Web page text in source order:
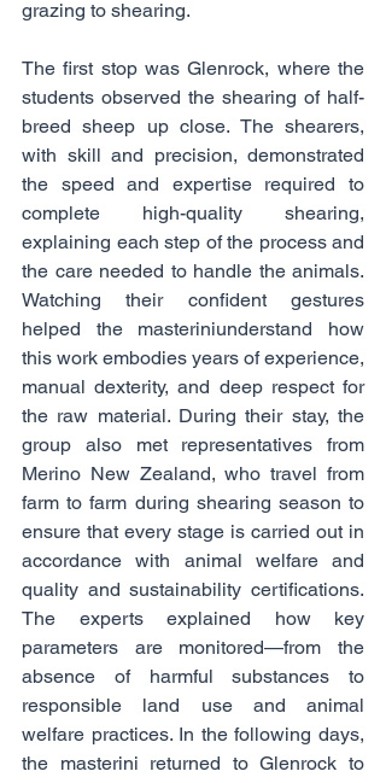
grazing to shearing.
The first stop was Glenrock, where the
students observed the shearing of half-
breed sheep up close. The shearers,
with skill and precision, demonstrated
the speed and expertise required to
complete high-quality shearing,
explaining each step of the process and
the care needed to handle the animals.
Watching their confident gestures
helped the masteriniunderstand how
this work embodies years of experience,
manual dexterity, and deep respect for
the raw material. During their stay, the
group also met representatives from
Merino New Zealand, who travel from
farm to farm during shearing season to
ensure that every stage is carried out in
accordance with animal welfare and
quality and sustainability certifications.
The experts explained how key
parameters are monitored—from the
absence of harmful substances to
responsible land use and animal
welfare practices. In the following days,
the masterini returned to Glenrock to